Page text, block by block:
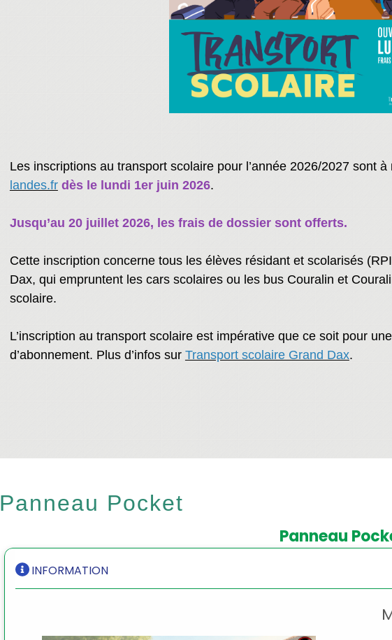
Les inscriptions au transport scolaire pour l’année 2026/2027 sont
landes.fr dès le lundi 1er juin 2026.
Jusqu’au 20 juillet 2026, les frais de dossier sont offerts.
Cette inscription concerne tous les élèves résidant et scolarisés
Dax, qui empruntent les cars scolaires ou les bus Couralin et
scolaire.
L’inscription au transport scolaire est impérative que ce soit pour
d’abonnement. Plus d’infos sur Transport scolaire Grand Dax.
Panneau Pocket